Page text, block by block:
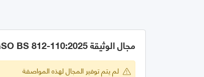
مجال الوثيقة GSO BS 812-110:2025
لم يتم توفير المجال لهذه المواصفة